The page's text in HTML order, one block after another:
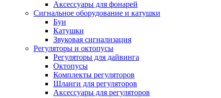
Аксессуары для фонарей
Сигнальное оборудование и катушки
Буи
Катушки
Звуковая сигнализация
Регуляторы и октопусы
Регуляторы для дайвинга
Октопусы
Комплекты регуляторов
Шланги для регуляторов
Аксессуары для регуляторов